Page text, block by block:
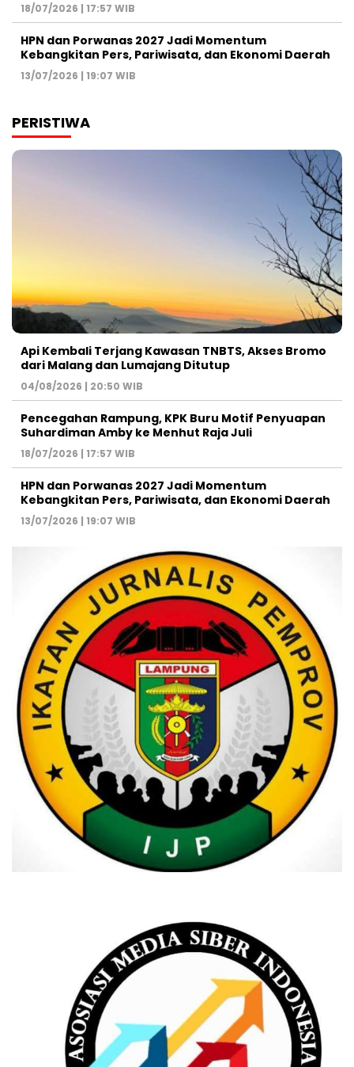
18/07/2026 | 17:57 WIB
HPN dan Porwanas 2027 Jadi Momentum
Kebangkitan Pers, Pariwisata, dan Ekonomi Daerah
13/07/2026 | 19:07 WIB
PERISTIWA
Api Kembali Terjang Kawasan TNBTS, Akses Bromo
dari Malang dan Lumajang Ditutup
04/08/2026 | 20:50 WIB
Pencegahan Rampung, KPK Buru Motif Penyuapan
Suhardiman Amby ke Menhut Raja Juli
18/07/2026 | 17:57 WIB
HPN dan Porwanas 2027 Jadi Momentum
Kebangkitan Pers, Pariwisata, dan Ekonomi Daerah
13/07/2026 | 19:07 WIB